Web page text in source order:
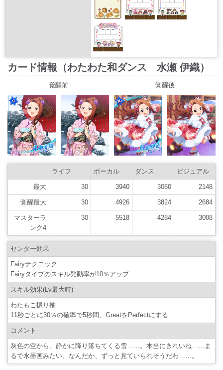
カード情報（わたわた和ダンス 水瀬 伊織）
覚醒前 覚醒後
ライフ ボーカル ダンス ビジュアル
最大 30 3940 3060 2148
覚醒最大 30 4926 3824 2684
マスターラ
ンク4
30 5518 4284 3008
センター効果
Fairyテクニック
Fairyタイプのスキル発動率が10％アップ
スキル効果(Lv最大時)
わたもこ振り袖
11秒ごとに30％の確率で5秒間、GreatをPerfectにする
コメント
灰色の空から、静かに降り落ちてくる雪……。本当にきれいね……ま
るで水墨画みたい。なんだか、ずっと見ていられそうだわ……。